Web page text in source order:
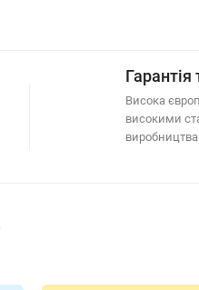
Гарантія
Висока
високими